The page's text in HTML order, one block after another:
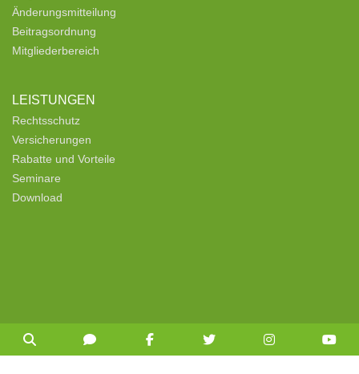
Änderungsmitteilung
Beitragsordnung
Mitgliederbereich
LEISTUNGEN
Rechtsschutz
Versicherungen
Rabatte und Vorteile
Seminare
Download